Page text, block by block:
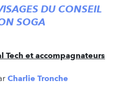
DU CONSEIL
SOGA
Tech et accompagnateurs
Charlie Tronche